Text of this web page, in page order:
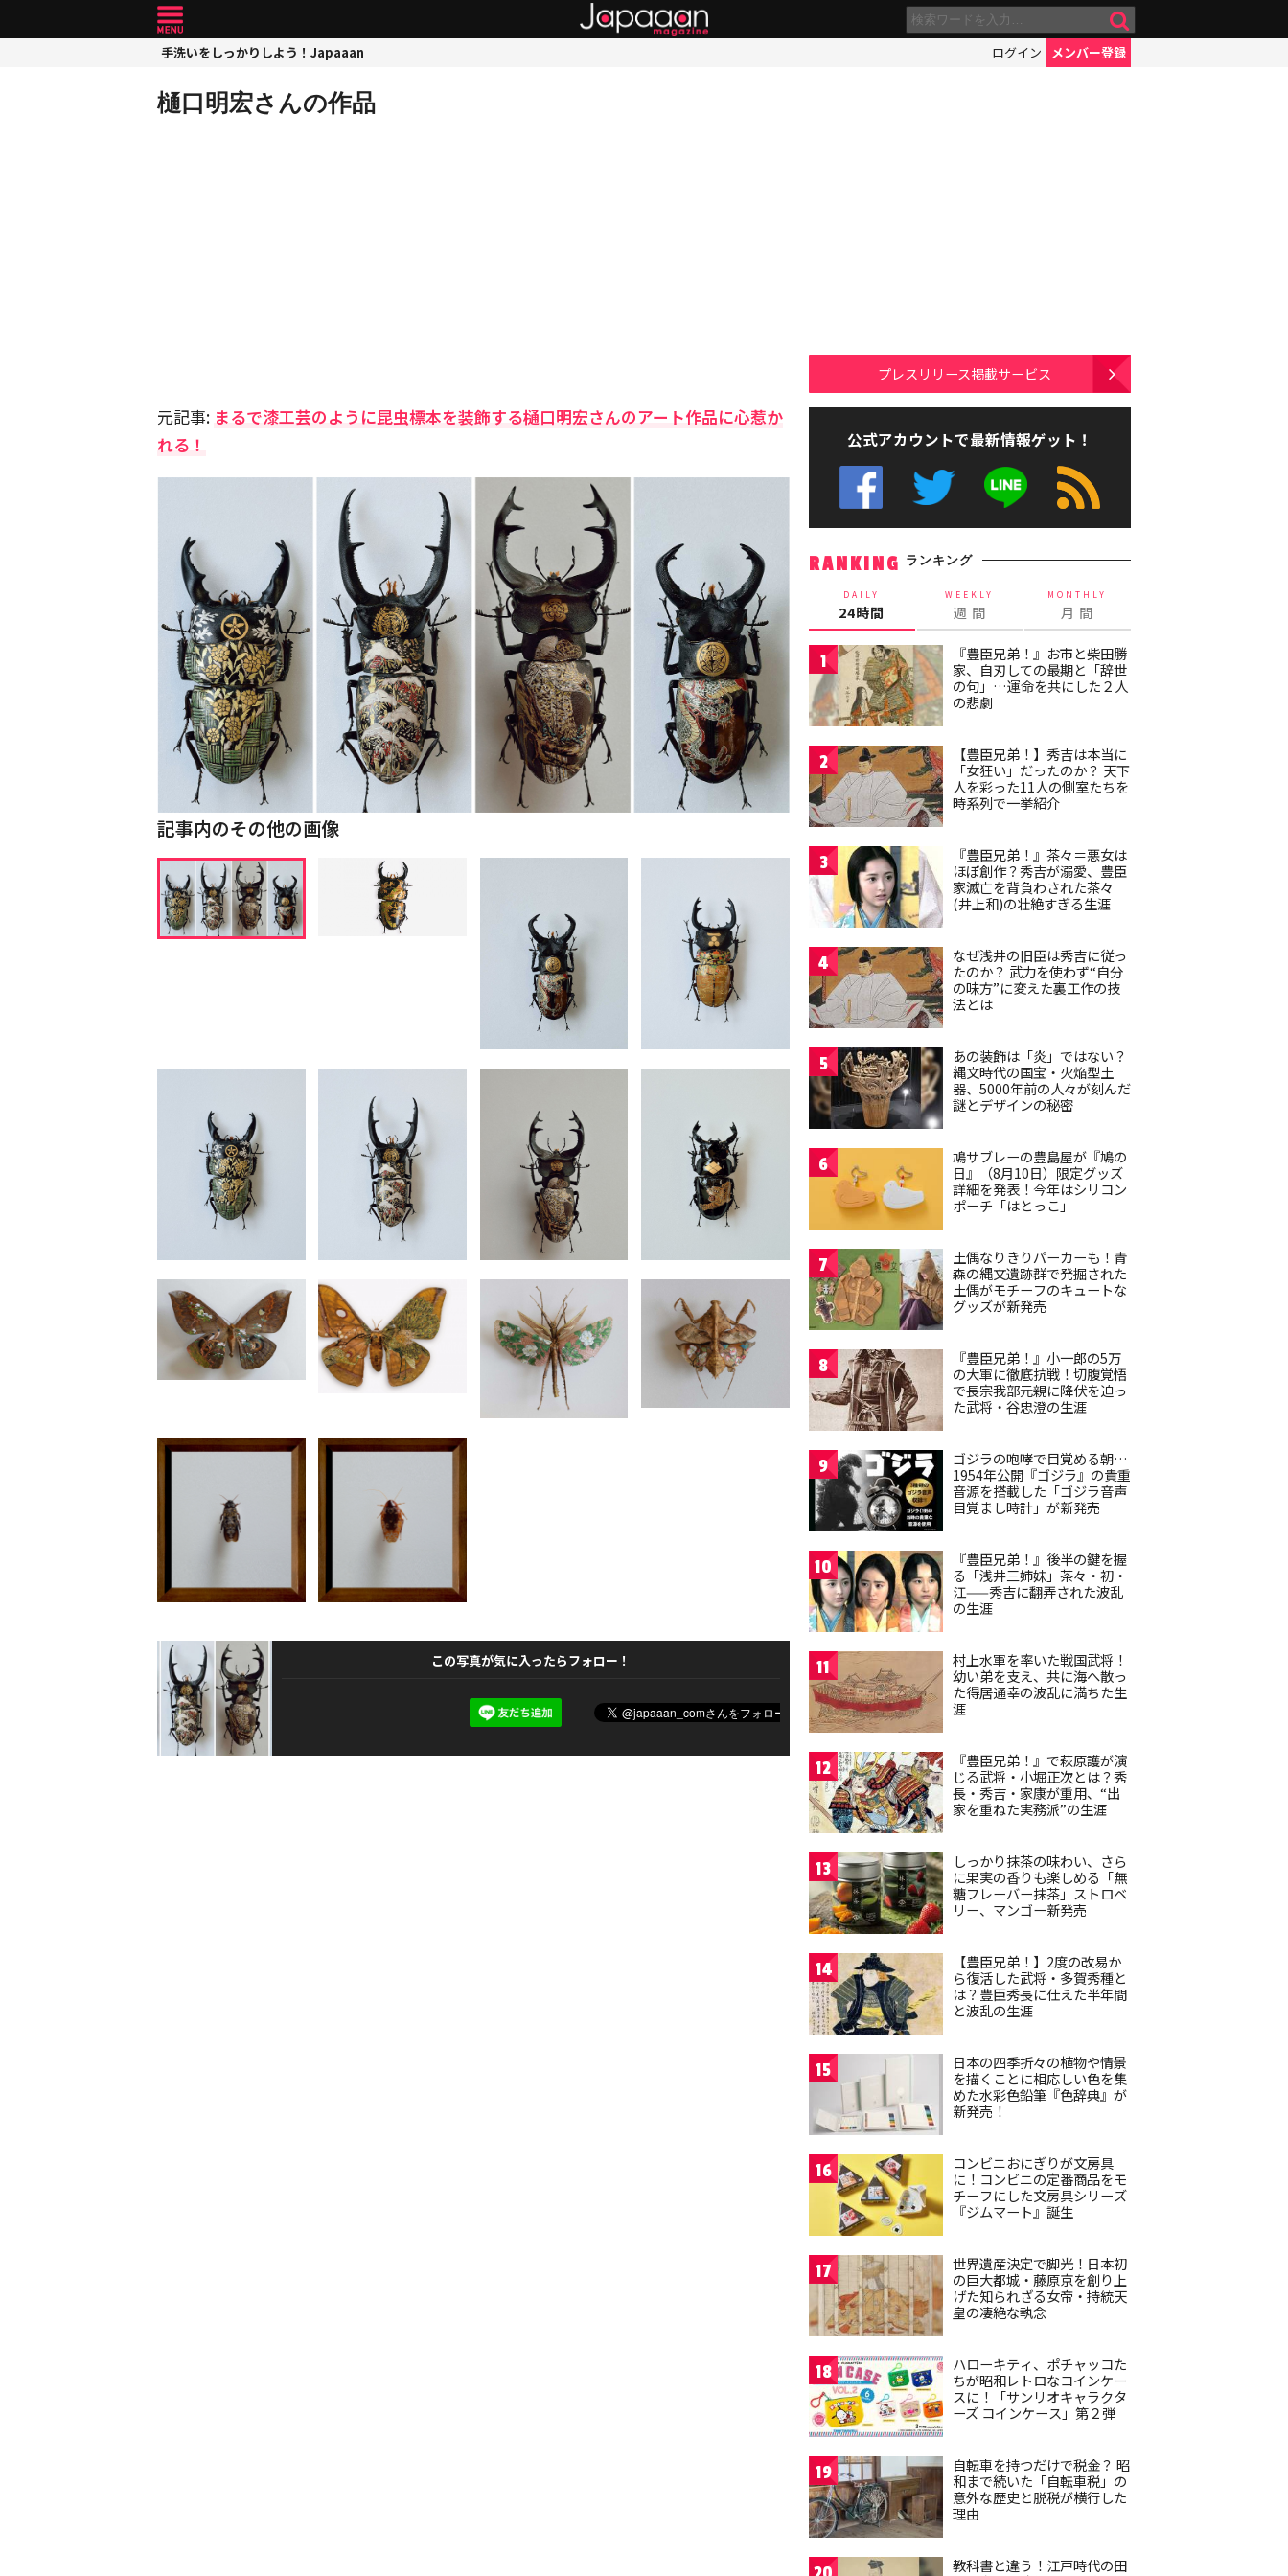
手洗いをしっかりしよう！Japaaan ログイン メンバー登録
樋口明宏さんの作品
元記事: まるで漆工芸のように昆虫標本を装飾する樋口明宏さんのアート作品に心惹か
れる！
記事内のその他の画像
この写真が気に入ったらフォロー！
プレスリリース掲載サービス
公式アカウントで最新情報ゲット！
RANKING ランキング
DAILY
24時間
WEEKLY
週 間
MONTHLY
月 間
1
『豊臣兄弟！』お市と柴田勝
家、自刃しての最期と「辞世
の句」…運命を共にした２人
の悲劇
2
【豊臣兄弟！】秀吉は本当に
「女狂い」だったのか？ 天下
人を彩った11人の側室たちを
時系列で一挙紹介
3
『豊臣兄弟！』茶々＝悪女は
ほぼ創作？秀吉が溺愛、豊臣
家滅亡を背負わされた茶々
(井上和)の壮絶すぎる生涯
4
なぜ浅井の旧臣は秀吉に従っ
たのか？ 武力を使わず“自分
の味方”に変えた裏工作の技
法とは
5
あの装飾は「炎」ではない？
縄文時代の国宝・火焔型土
器、5000年前の人々が刻んだ
謎とデザインの秘密
6
鳩サブレーの豊島屋が『鳩の
日』（8月10日）限定グッズ
詳細を発表！今年はシリコン
ポーチ「はとっこ」
7
土偶なりきりパーカーも！青
森の縄文遺跡群で発掘された
土偶がモチーフのキュートな
グッズが新発売
8
『豊臣兄弟！』小一郎の5万
の大軍に徹底抗戦！切腹覚悟
で長宗我部元親に降伏を迫っ
た武将・谷忠澄の生涯
9
ゴジラの咆哮で目覚める朝…
1954年公開『ゴジラ』の貴重
音源を搭載した「ゴジラ音声
目覚まし時計」が新発売
10
『豊臣兄弟！』後半の鍵を握
る「浅井三姉妹」茶々・初・
江——秀吉に翻弄された波乱
の生涯
11
村上水軍を率いた戦国武将！
幼い弟を支え、共に海へ散っ
た得居通幸の波乱に満ちた生
涯
12
『豊臣兄弟！』で萩原護が演
じる武将・小堀正次とは？秀
長・秀吉・家康が重用、“出
家を重ねた実務派”の生涯
13
しっかり抹茶の味わい、さら
に果実の香りも楽しめる「無
糖フレーバー抹茶」ストロベ
リー、マンゴー新発売
14
【豊臣兄弟！】2度の改易か
ら復活した武将・多賀秀種と
は？豊臣秀長に仕えた半年間
と波乱の生涯
15
日本の四季折々の植物や情景
を描くことに相応しい色を集
めた水彩色鉛筆『色辞典』が
新発売！
16
コンビニおにぎりが文房具
に！コンビニの定番商品をモ
チーフにした文房具シリーズ
『ジムマート』誕生
17
世界遺産決定で脚光！日本初
の巨大都城・藤原京を創り上
げた知られざる女帝・持統天
皇の凄絶な執念
18
ハローキティ、ポチャッコた
ちが昭和レトロなコインケー
スに！「サンリオキャラクタ
ーズ コインケース」第２弾
19
自転車を持つだけで税金？ 昭
和まで続いた「自転車税」の
意外な歴史と脱税が横行した
理由
教科書と違う！江戸時代の田